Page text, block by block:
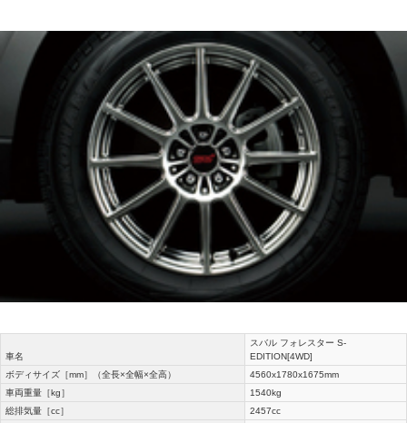
車名
スバル フォレスター S-
EDITION[4WD]
ボディサイズ［mm］（全長×全幅×全高）
4560x1780x1675mm
車両重量［kg］
1540kg
総排気量［cc］
2457cc